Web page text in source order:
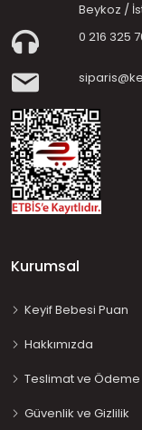
Beykoz /
0 216 325
Kurumsal
Keyif Bebesi Puan
Hakkımızda
Teslimat ve Ödeme
Güvenlik ve Gizlilik